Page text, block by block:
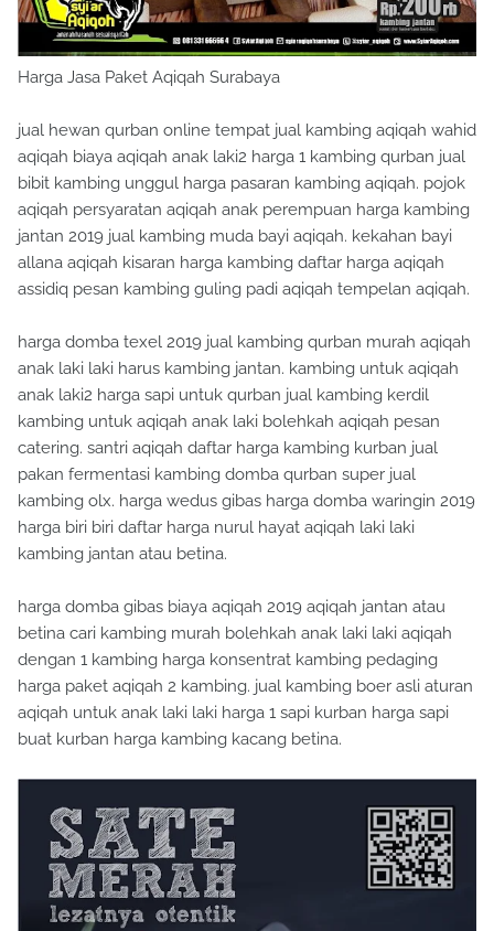
Harga Jasa Paket Aqiqah Surabaya
jual hewan qurban online tempat jual kambing aqiqah wahid
aqiqah biaya aqiqah anak laki2 harga 1 kambing qurban jual
bibit kambing unggul harga pasaran kambing aqiqah. pojok
aqiqah persyaratan aqiqah anak perempuan harga kambing
jantan 2019 jual kambing muda bayi aqiqah. kekahan bayi
allana aqiqah kisaran harga kambing daftar harga aqiqah
assidiq pesan kambing guling padi aqiqah tempelan aqiqah.
harga domba texel 2019 jual kambing qurban murah aqiqah
anak laki laki harus kambing jantan. kambing untuk aqiqah
anak laki2 harga sapi untuk qurban jual kambing kerdil
kambing untuk aqiqah anak laki bolehkah aqiqah pesan
catering. santri aqiqah daftar harga kambing kurban jual
pakan fermentasi kambing domba qurban super jual
kambing olx. harga wedus gibas harga domba waringin 2019
harga biri biri daftar harga nurul hayat aqiqah laki laki
kambing jantan atau betina.
harga domba gibas biaya aqiqah 2019 aqiqah jantan atau
betina cari kambing murah bolehkah anak laki laki aqiqah
dengan 1 kambing harga konsentrat kambing pedaging
harga paket aqiqah 2 kambing. jual kambing boer asli aturan
aqiqah untuk anak laki laki harga 1 sapi kurban harga sapi
buat kurban harga kambing kacang betina.